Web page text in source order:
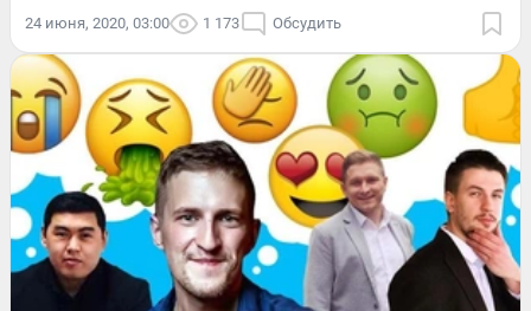
24 июня, 2020, 03:00 1 173 Обсудить